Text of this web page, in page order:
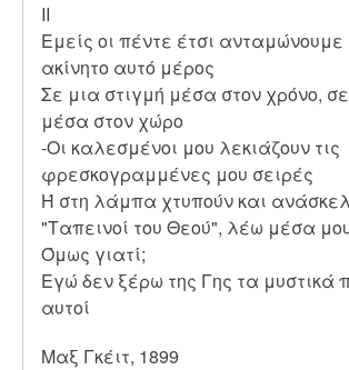
ΙΙ
Εμείς οι πέντε έτσι ανταμώνουμε
ακίνητο αυτό μέρος
Σε μια στιγμή μέσα στον χρόνο,
μέσα στον χώρο
-Οι καλεσμένοι μου λεκιάζουν τις
φρεσκογραμμένες μου σειρές
Ή στη λάμπα χτυπούν και
"Ταπεινοί του Θεού", λέω μέσα
Όμως γιατί;
Εγώ δεν ξέρω της Γης τα μυστικά
αυτοί
Μαξ Γκέιτ, 1899